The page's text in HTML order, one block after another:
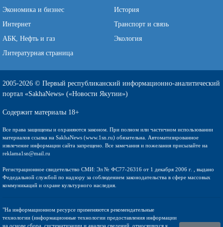
Экономика и бизнес
История
Интернет
Транспорт и связь
АБК, Нефть и газ
Экология
Литературная страница
2005-2026 © Первый республиканский информационно-аналитический
портал «SakhaNews» («Новости Якутии»)
Содержит материалы 18+
Все права защищены и охраняются законом. При полном или частичном использовании
материалов ссылка на SakhaNews (www.1sn.ru) обязательна. Автоматизированное
извлечение информации сайта запрещено. Все замечания и пожелания присылайте на
reklama1sn@mail.ru
Регистрационное свидетельство СМИ: Эл № ФС77-26316 от 1 декабря 2006 г. , выдано
Федедальной службой по надзору за соблюдением законодательства в сфере массовых
коммуникаций и охране культурного наследия.
"На информационном ресурсе применяются рекомендательные
технологии (информационные технологии предоставления информации
на основе сбора, систематизации и анализа сведений, относящихся к